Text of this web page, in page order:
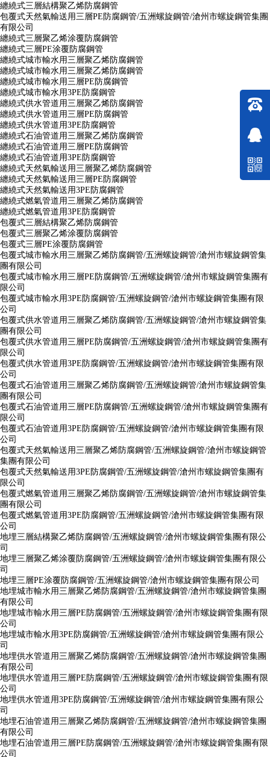
纏繞式三層結構聚乙烯防腐鋼管
包覆式天然氣輸送用三層PE防腐鋼管/五洲螺旋鋼管/滄州市螺旋鋼管集團
有限公司
纏繞式三層聚乙烯涂覆防腐鋼管
纏繞式三層PE涂覆防腐鋼管
纏繞式城市輸水用三層聚乙烯防腐鋼管
纏繞式城市輸水用三層聚乙烯防腐鋼管
纏繞式城市輸水用三層PE防腐鋼管
纏繞式城市輸水用3PE防腐鋼管
纏繞式供水管道用三層聚乙烯防腐鋼管
纏繞式供水管道用三層PE防腐鋼管
纏繞式供水管道用3PE防腐鋼管
纏繞式石油管道用三層聚乙烯防腐鋼管
纏繞式石油管道用三層PE防腐鋼管
纏繞式石油管道用3PE防腐鋼管
纏繞式天然氣輸送用三層聚乙烯防腐鋼管
纏繞式天然氣輸送用三層PE防腐鋼管
纏繞式天然氣輸送用3PE防腐鋼管
纏繞式燃氣管道用三層聚乙烯防腐鋼管
纏繞式燃氣管道用3PE防腐鋼管
包覆式三層結構聚乙烯防腐鋼管
包覆式三層聚乙烯涂覆防腐鋼管
包覆式三層PE涂覆防腐鋼管
包覆式城市輸水用三層聚乙烯防腐鋼管/五洲螺旋鋼管/滄州市螺旋鋼管集
團有限公司
包覆式城市輸水用三層PE防腐鋼管/五洲螺旋鋼管/滄州市螺旋鋼管集團有
限公司
包覆式城市輸水用3PE防腐鋼管/五洲螺旋鋼管/滄州市螺旋鋼管集團有限
公司
包覆式供水管道用三層聚乙烯防腐鋼管/五洲螺旋鋼管/滄州市螺旋鋼管集
團有限公司
包覆式供水管道用三層PE防腐鋼管/五洲螺旋鋼管/滄州市螺旋鋼管集團有
限公司
包覆式供水管道用3PE防腐鋼管/五洲螺旋鋼管/滄州市螺旋鋼管集團有限
公司
包覆式石油管道用三層聚乙烯防腐鋼管/五洲螺旋鋼管/滄州市螺旋鋼管集
團有限公司
包覆式石油管道用三層PE防腐鋼管/五洲螺旋鋼管/滄州市螺旋鋼管集團有
限公司
包覆式石油管道用3PE防腐鋼管/五洲螺旋鋼管/滄州市螺旋鋼管集團有限
公司
包覆式天然氣輸送用三層聚乙烯防腐鋼管/五洲螺旋鋼管/滄州市螺旋鋼管
集團有限公司
包覆式天然氣輸送用3PE防腐鋼管/五洲螺旋鋼管/滄州市螺旋鋼管集團有
限公司
包覆式燃氣管道用三層聚乙烯防腐鋼管/五洲螺旋鋼管/滄州市螺旋鋼管集
團有限公司
包覆式燃氣管道用3PE防腐鋼管/五洲螺旋鋼管/滄州市螺旋鋼管集團有限
公司
地埋三層結構聚乙烯防腐鋼管/五洲螺旋鋼管/滄州市螺旋鋼管集團有限公
司
地埋三層聚乙烯涂覆防腐鋼管/五洲螺旋鋼管/滄州市螺旋鋼管集團有限公
司
地埋三層PE涂覆防腐鋼管/五洲螺旋鋼管/滄州市螺旋鋼管集團有限公司
地埋城市輸水用三層聚乙烯防腐鋼管/五洲螺旋鋼管/滄州市螺旋鋼管集團
有限公司
地埋城市輸水用三層PE防腐鋼管/五洲螺旋鋼管/滄州市螺旋鋼管集團有限
公司
地埋城市輸水用3PE防腐鋼管/五洲螺旋鋼管/滄州市螺旋鋼管集團有限公
司
地埋供水管道用三層聚乙烯防腐鋼管/五洲螺旋鋼管/滄州市螺旋鋼管集團
有限公司
地埋供水管道用三層PE防腐鋼管/五洲螺旋鋼管/滄州市螺旋鋼管集團有限
公司
地埋供水管道用3PE防腐鋼管/五洲螺旋鋼管/滄州市螺旋鋼管集團有限公
司
地埋石油管道用三層聚乙烯防腐鋼管/五洲螺旋鋼管/滄州市螺旋鋼管集團
有限公司
地埋石油管道用三層PE防腐鋼管/五洲螺旋鋼管/滄州市螺旋鋼管集團有限
公司